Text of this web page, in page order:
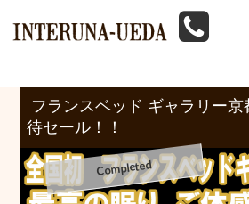
HOME >イベント情報 >フランスベッド
フランスベッド ギャラリー京都 特別ご
フランスベッド ギャラリ
待セール！！